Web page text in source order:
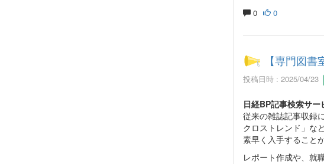
0 0
【専門図
投稿日時 : 2025/04/23
日経BP記事検索サー
従来の雑誌記事収録
クロストレンド」な
素早く入手すること
レポート作成や、就